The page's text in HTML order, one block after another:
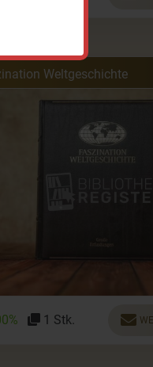
Weltgeschichte
1 Stk.